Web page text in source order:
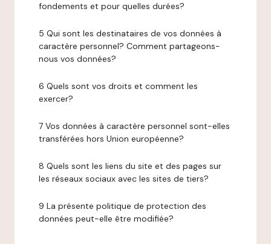
fondements et pour quelles durées?
5 Qui sont les destinataires de vos données à
caractère personnel? Comment partageons-
nous vos données?
6 Quels sont vos droits et comment les
exercer?
7 Vos données à caractère personnel sont-elles
transférées hors Union européenne?
8 Quels sont les liens du site et des pages sur
les réseaux sociaux avec les sites de tiers?
9 La présente politique de protection des
données peut-elle être modifiée?